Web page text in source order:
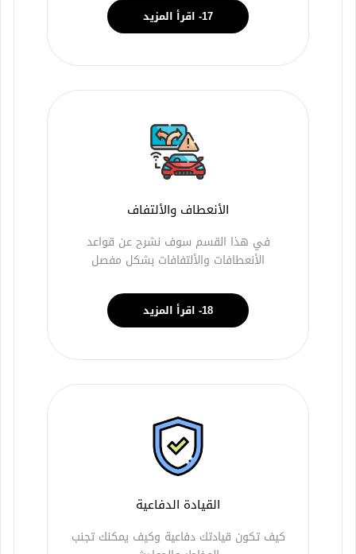
17- اقرأ المزيد
الأنعطاف والألتفاف
في هذا القسم سوف نشرح عن قواعد
الأنعطافات والألتفافات بشكل مفصل
18- اقرأ المزيد
القيادة الدفاعية
كيف تكون قيادتك دفاعية وكيف يمكنك تجنب